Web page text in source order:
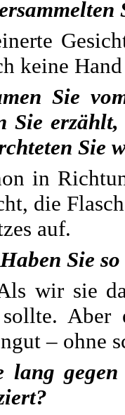
keine
Sie
Sie
Sie
in
die
auf.
Sie
wir sie
– ohne
gegen